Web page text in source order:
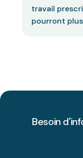
travail
pourront
Besoin